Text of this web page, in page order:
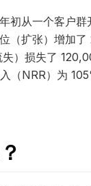
初从一个客户
（扩张）增加
）损失了
（NRR）为